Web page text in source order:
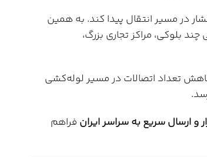
در مسیر انتقال پیدا کند. به همین
بلوکی، مراکز تجاری بزرگ،
تعداد اتصالات در مسیر لوله‌کشی
فراهم